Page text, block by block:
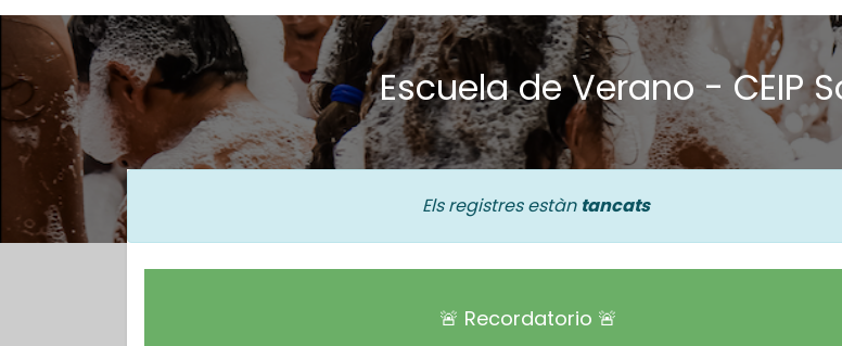
Escuela de Verano - CEIP
Els registres estàn tancats
🚨 Recordatorio 🚨